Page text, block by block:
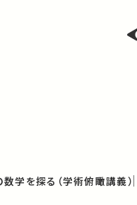
学を探る（学術俯瞰講義）